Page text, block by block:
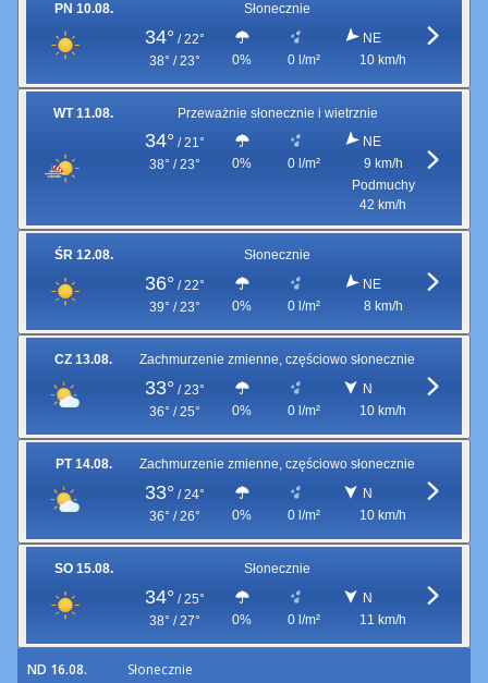
PN 10.08. Słonecznie
34° / 22°
38° / 23°
0% 0 l/m²
NE
10 km/h
WT 11.08. Przeważnie słonecznie i wietrznie
34° / 21°
38° / 23°
0% 0 l/m²
NE
9 km/h
Podmuchy
42 km/h
ŚR 12.08. Słonecznie
36° / 22°
39° / 23°
0% 0 l/m²
NE
8 km/h
CZ 13.08. Zachmurzenie zmienne, częściowo słonecznie
33° / 23°
36° / 25°
0% 0 l/m²
N
10 km/h
PT 14.08. Zachmurzenie zmienne, częściowo słonecznie
33° / 24°
36° / 26°
0% 0 l/m²
N
10 km/h
SO 15.08. Słonecznie
34° / 25°
38° / 27°
0% 0 l/m²
N
11 km/h
ND 16.08. Słonecznie